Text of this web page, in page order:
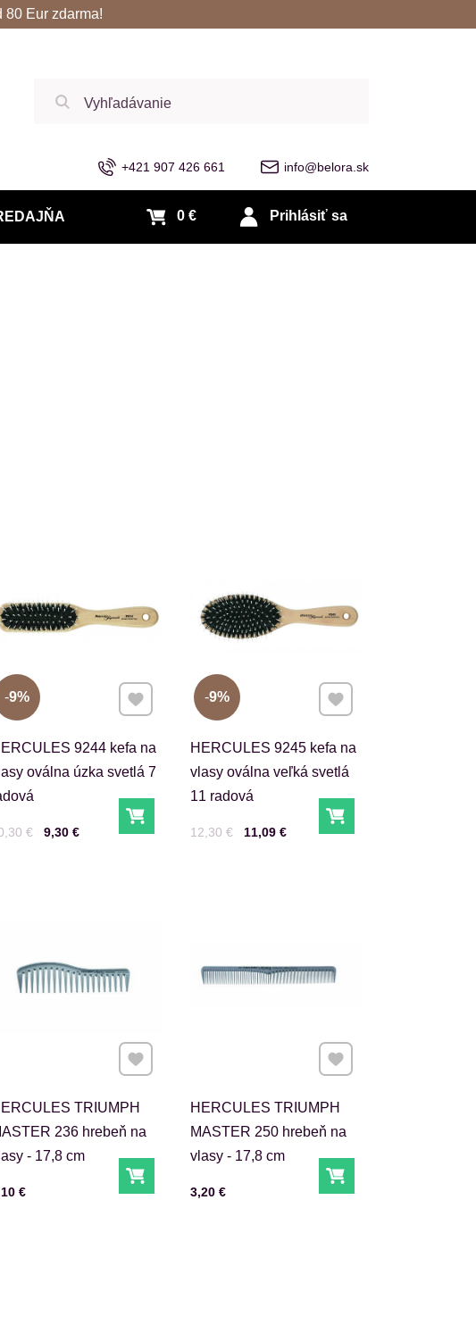
+421 907 426 661 info@belora.sk
Prihlásiť sa
0 €
80 Eur zdarma!
9244 kefa na
oválna úzka svetlá 7
s DPH9,30 €
zľavou:
€ Do košíka
9% Pridať k Obľúbeným
HERCULES 9245 kefa na
vlasy oválna veľká svetlá
11 radová
Cena s DPH11,09 €
Pred zľavou:
12,30 € Do košíka
9% Pridať k Obľúbeným
TRIUMPH
236 hrebeň na
- 17,8 cm
s DPH
€ Do košíka
Pridať k Obľúbeným
HERCULES TRIUMPH
MASTER 250 hrebeň na
vlasy - 17,8 cm
Cena s DPH
3,20 € Do košíka
Pridať k Obľúbeným